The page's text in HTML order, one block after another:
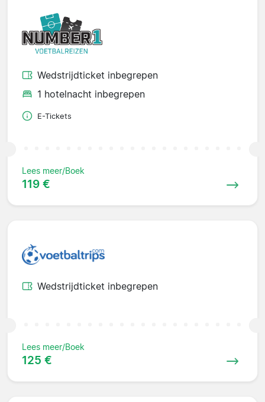
Wedstrijdticket inbegrepen
1 hotelnacht inbegrepen
E-Tickets
Lees meer/Boek
119 €
Wedstrijdticket inbegrepen
Lees meer/Boek
125 €